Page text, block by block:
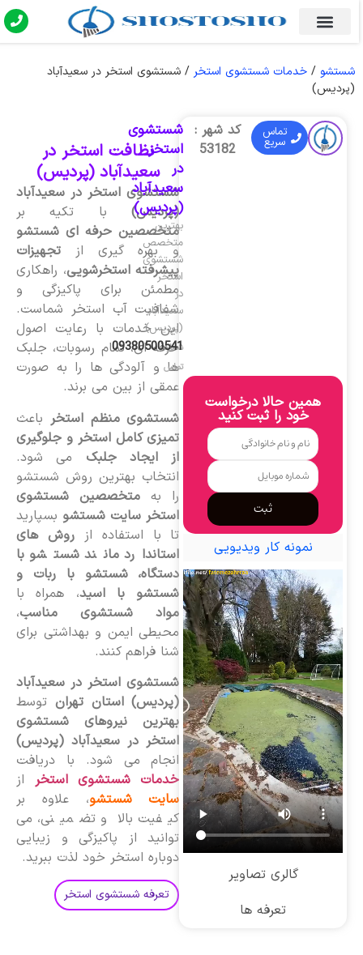
شستشو/ خدمات شستشوی استخر/ شستشوی استخر در سعیدآباد
(پردیس)
نظافت استخر در
سعیدآباد (پردیس)
شستشوی استخر در سعیدآباد
(پردیس)با تکیه بر
متخصصین حرفه ای شستشو
و بهره گیری از
تجهیزات
پیشرفته استخرشویی، راهکاری
مطمئن برای پاکیزگی و
شفافیت آب استخر شماست.
این خدمات با رعایت اصول
حرفه ای، تمام رسوبات، جلبک
ها و آلودگی ها را به صورت
عمقی از بین می برند.
شستشوی منظم استخرباعث
تمیزی کامل استخر و جلوگیری
از ایجاد جلبکمی شود.
انتخاب بهترین روش شستشو
را به متخصصین شستشوی
استخر سایت شستشوبسپارید
تا با استفاده از روش های
استاندارد مانند شستشو با
دستگاه، شستشو با ربات و
شستشو با اسید، همراه با
مواد شستشوی مناسب،
محیطی ایمن و بهداشتی برای
شنا فراهم کنند.
شستشوی استخر در سعیدآباد
(پردیس) استان تهرانتوسط
بهترین نیروهای شستشوی
استخر در سعیدآباد (پردیس)
انجام می شود. با دریافت
خدمات شستشوی استخراز
سایت شستشو، علاوه بر
کیفیت بالا و تضمینی، می
توانید از پاکیزگی و زیبایی
دوباره استخر خود لذت ببرید.
تعرفه شستشوی استخر
تماس
سریع
کد شهر :
53182
شستشوی
استخر
در
سعیدآباد
(پردیس)
بهترین
متخصص
شستشوی
استخر
در
سعیدآباد
(پردیس)
شماره
تماس
09380500541
همین حالا درخواست
خود را ثبت کنید
ثبت
نمونه کار ویدیویی
گالری تصاویر
تعرفه ها